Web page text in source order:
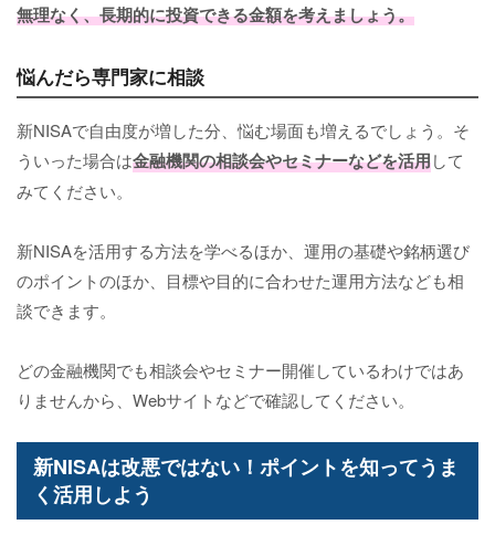
無理なく、長期的に投資できる金額を考えましょう。
悩んだら専門家に相談
新NISAで自由度が増した分、悩む場面も増えるでしょう。そ
ういった場合は金融機関の相談会やセミナーなどを活用して
みてください。
新NISAを活用する方法を学べるほか、運用の基礎や銘柄選び
のポイントのほか、目標や目的に合わせた運用方法なども相
談できます。
どの金融機関でも相談会やセミナー開催しているわけではあ
りませんから、Webサイトなどで確認してください。
新NISAは改悪ではない！ポイントを知ってうま
く活用しよう